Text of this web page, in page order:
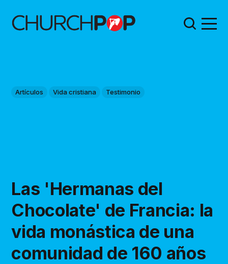
Artículos Vida cristiana Testimonio
Las 'Hermanas del
Chocolate' de Francia: la
vida monástica de una
comunidad de 160 años